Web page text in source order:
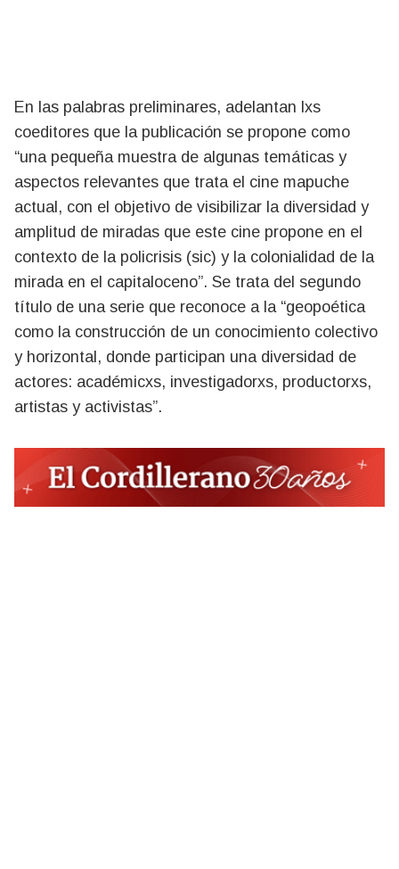
En las palabras preliminares, adelantan lxs
coeditores que la publicación se propone como
“una pequeña muestra de algunas temáticas y
aspectos relevantes que trata el cine mapuche
actual, con el objetivo de visibilizar la diversidad y
amplitud de miradas que este cine propone en el
contexto de la policrisis (sic) y la colonialidad de la
mirada en el capitaloceno”. Se trata del segundo
título de una serie que reconoce a la “geopoética
como la construcción de un conocimiento colectivo
y horizontal, donde participan una diversidad de
actores: académicxs, investigadorxs, productorxs,
artistas y activistas”.